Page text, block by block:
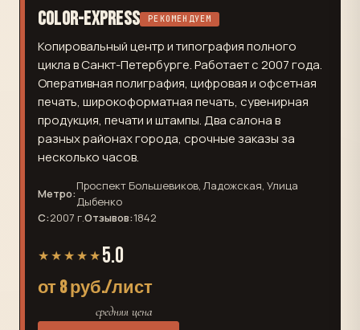
Color-Express РЕКОМЕНДУЕМ
Копировальный центр и типография полного
цикла в Санкт-Петербурге. Работает с 2007 года.
Оперативная полиграфия, цифровая и офсетная
печать, широкоформатная печать, сувенирная
продукция, печати и штампы. Два салона в
разных районах города, срочные заказы за
несколько часов.
Метро:
Проспект Большевиков, Ладожская, Улица
Дыбенко
С:2007 г.Отзывов:1842
★★★★★ 5.0
от 8 руб./лист
средняя цена